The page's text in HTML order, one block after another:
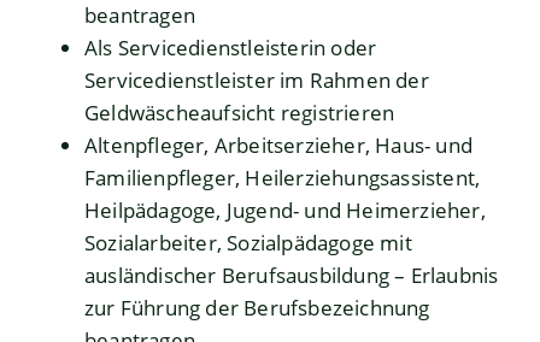
beantragen
Als Servicedienstleisterin oder
Servicedienstleister im Rahmen der
Geldwäscheaufsicht registrieren
Altenpfleger, Arbeitserzieher, Haus- und
Familienpfleger, Heilerziehungsassistent,
Heilpädagoge, Jugend- und Heimerzieher,
Sozialarbeiter, Sozialpädagoge mit
ausländischer Berufsausbildung – Erlaubnis
zur Führung der Berufsbezeichnung